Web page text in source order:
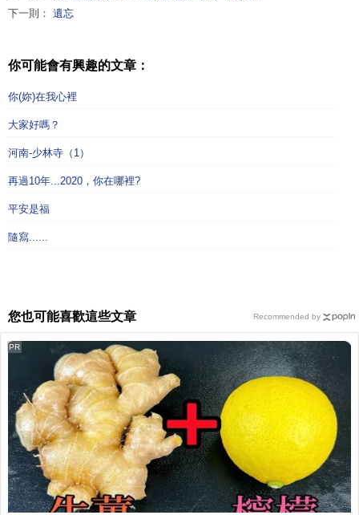
下一則： 遺忘
你可能會有興趣的文章：
你(妳)在我心裡
大家好嗎？
河南-少林寺（1）
再過10年...2020，你在哪裡?
平安是福
隨寫......
您也可能喜歡這些文章
PR
Recommended by